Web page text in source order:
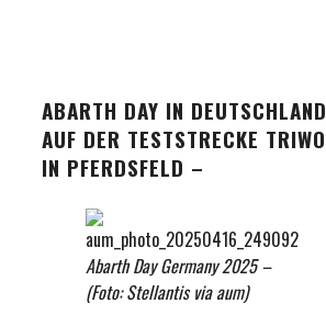
ABARTH DAY IN DEUTSCHLAND
AUF DER TESTSTRECKE TRIWO
IN PFERDSFELD –
Abarth Day Germany 2025 –
(Foto: Stellantis via aum)